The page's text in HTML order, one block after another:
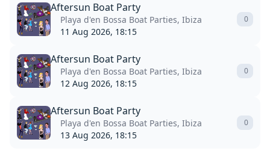
Aftersun Boat Party
Playa d'en Bossa Boat Parties, Ibiza
11 Aug 2026, 18:15
0
Aftersun Boat Party
Playa d'en Bossa Boat Parties, Ibiza
12 Aug 2026, 18:15
0
Aftersun Boat Party
Playa d'en Bossa Boat Parties, Ibiza
13 Aug 2026, 18:15
0